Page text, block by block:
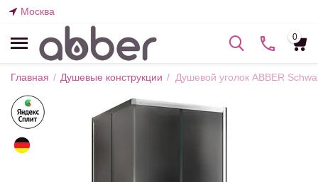
Москва
0
Главная / Душевые конструкции / Душевой уголок ABBER